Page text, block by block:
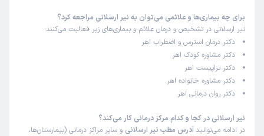
واقعا خوب و محیطی آرام بخش
علت مراجعه: درمان افسردگی و اختلالات خلقی
نیر ارسلانی
ممنون🙏🌺
کاربر دکترتو
(
1403/11/22
برای چه بیماری‌ها و علائمی می‌توان به نیر ارسلانی مراجعه کرد؟
نیر ارسلانی در تشخیص و درمان علائم و بیماری‌های زیر فعالیت می‌کنند:
دکتر درمان استرس و اضطراب اهر
دکتر مشاوره کودک اهر
دکتر تراپیست اهر
دکتر مشاوره خانواده اهر
دکتر روان درمانی اهر
نیر ارسلانی در کجا و کدام مرکز درمانی کار می‌کند؟
در ادامه می‌توانید آدرس مطب نیر ارسلانی و سایر مراکز درمانی (بیمارستان‌ها،